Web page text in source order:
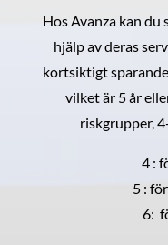
Hos Avanza kan
hjälp av deras
kortsiktigt
vilket är 5 år
riskgrupper,
4 :
5 :
6: